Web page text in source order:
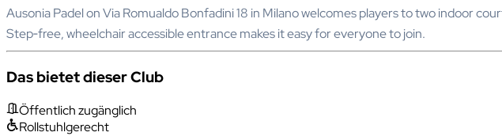
Ausonia Padel on Via Romualdo Bonfadini 18 in Milano welcomes players to two indoor
Step‑free, wheelchair accessible entrance makes it easy for everyone to join.
Das bietet dieser Club
Öffentlich zugänglich
Rollstuhlgerecht